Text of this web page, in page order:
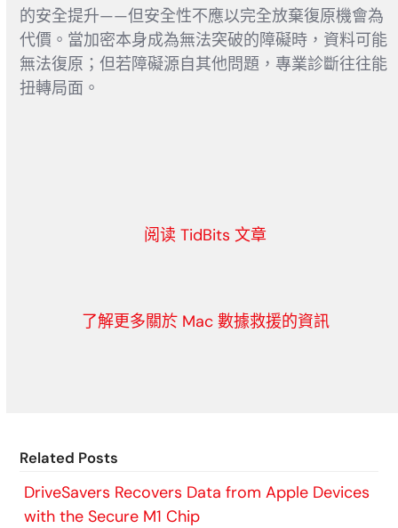
的安全提升——但安全性不應以完全放棄復原機會為
代價。當加密本身成為無法突破的障礙時，資料可能
無法復原；但若障礙源自其他問題，專業診斷往往能
扭轉局面。
阅读 TidBits 文章
了解更多關於 Mac 數據救援的資訊
Related Posts
DriveSavers Recovers Data from Apple Devices
with the Secure M1 Chip